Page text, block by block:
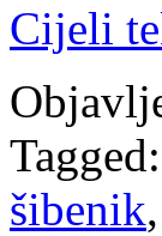
Cijeli
Tagged:
šibenik,